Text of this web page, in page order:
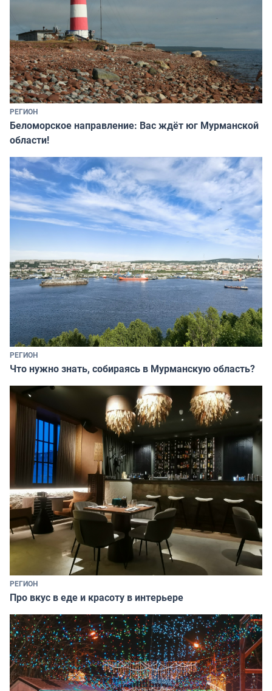
РЕГИОН
Беломорское направление: Вас ждёт юг Мурманской
области!
РЕГИОН
Что нужно знать, собираясь в Мурманскую область?
РЕГИОН
Про вкус в еде и красоту в интерьере